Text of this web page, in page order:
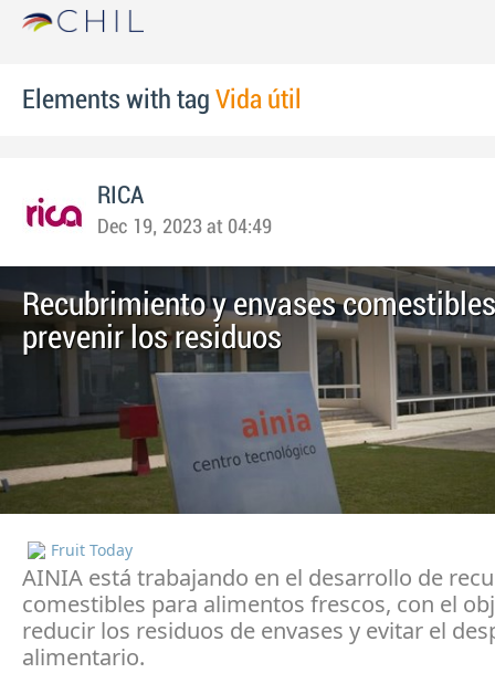
Elements with tag Vida útil
RICA
Dec 19, 2023 at 04:49
Recubrimiento y envases
prevenir los residuos
Fruit Today
AINIA está trabajando en el desarrollo de
comestibles para alimentos frescos, con el
reducir los residuos de envases y evitar el
alimentario.